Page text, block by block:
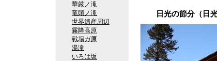
華厳ノ滝
竜頭ノ滝
世界遺産周辺
霧降高原
戦場ガ原
湯滝
いろは坂
日光の節分（日